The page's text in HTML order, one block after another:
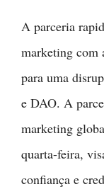
A parceria
marketing com
para uma
e DAO. A
marketing
quarta-feira,
confiança e